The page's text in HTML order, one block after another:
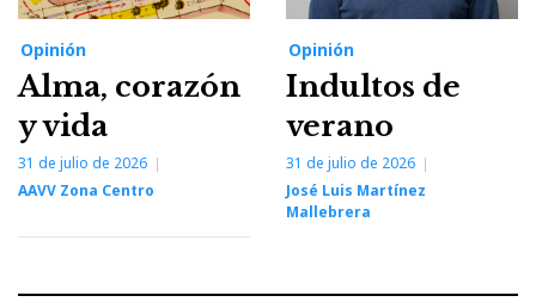
Opinión
Alma, corazón
y vida
31 de julio de 2026
AAVV Zona Centro
Opinión
Indultos de
verano
31 de julio de 2026
José Luis Martínez
Mallebrera